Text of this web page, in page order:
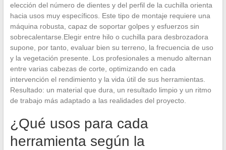
elección del número de dientes y del perfil de la cuchilla orienta
hacia usos muy específicos. Este tipo de montaje requiere una
máquina robusta, capaz de soportar golpes y esfuerzos sin
sobrecalentarse.Elegir entre hilo o cuchilla para desbrozadora
supone, por tanto, evaluar bien su terreno, la frecuencia de uso
y la vegetación presente. Los profesionales a menudo alternan
entre varias cabezas de corte, optimizando en cada
intervención el rendimiento y la vida útil de sus herramientas.
Resultado: un material que dura, un resultado limpio y un ritmo
de trabajo más adaptado a las realidades del proyecto.
¿Qué usos para cada
herramienta según la